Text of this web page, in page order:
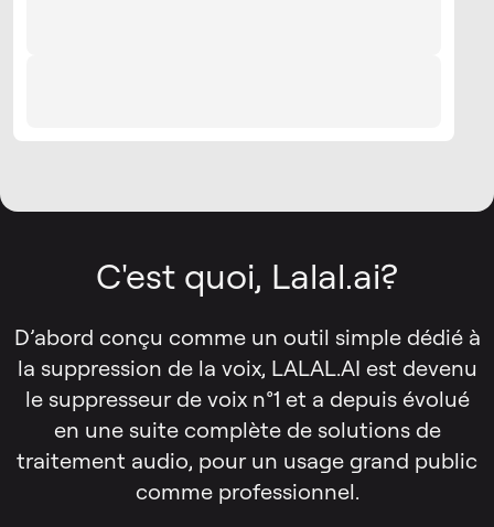
C'est quoi, Lalal.ai?
D’abord conçu comme un outil simple dédié à
la suppression de la voix, LALAL.AI est devenu
le suppresseur de voix n°1 et a depuis évolué
en une suite complète de solutions de
traitement audio, pour un usage grand public
comme professionnel.